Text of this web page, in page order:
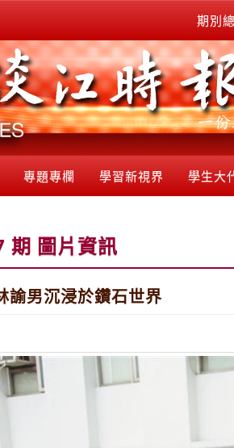
期別
專題專欄 學習新視界 學生大
期 圖片資訊
諭男沉浸於鑽石世界